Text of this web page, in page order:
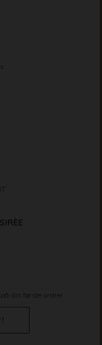
din første ordre!